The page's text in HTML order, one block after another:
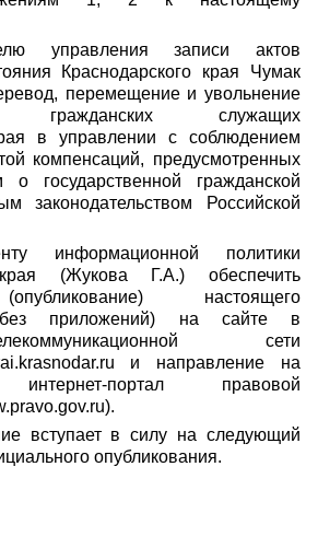
управления записи актов
Краснодарского края Чумак
перемещение и увольнение
гражданских служащих
в управлении с соблюдением
компенсаций, предусмотренных
о государственной гражданской
законодательством Российской
информационной политики
края (Жукова Г.А.) обеспечить
настоящего
(без приложений) на сайте в
телекоммуникационной сети
и направление на
портал правовой
вступает в силу на следующий
опубликования.